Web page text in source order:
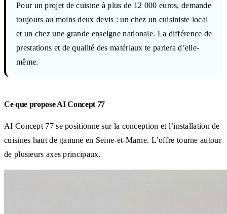
Pour un projet de cuisine à plus de 12 000 euros, demande
toujours au moins deux devis : un chez un cuisiniste local
et un chez une grande enseigne nationale. La différence de
prestations et de qualité des matériaux te parlera d’elle-
même.
Ce que propose AI Concept 77
AI Concept 77 se positionne sur la conception et l’installation de
cuisines haut de gamme en Seine-et-Marne. L’offre tourne autour
de plusieurs axes principaux.